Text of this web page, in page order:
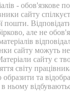
- обов'язкове
сайту
пошти.
але не
сайту можуть не
сайту є
світу
образити та
ньому